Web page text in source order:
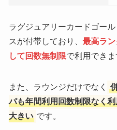
ラグジュアリーカードゴー
スが付帯しており、 最高ラ
して回数無制限で利用できま
また、ラウンジだけでなく
パも年間利用回数制限なく
大きい です。